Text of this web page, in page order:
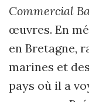
Commercial
œuvres. En
en Bretagne,
marines et
pays où il a